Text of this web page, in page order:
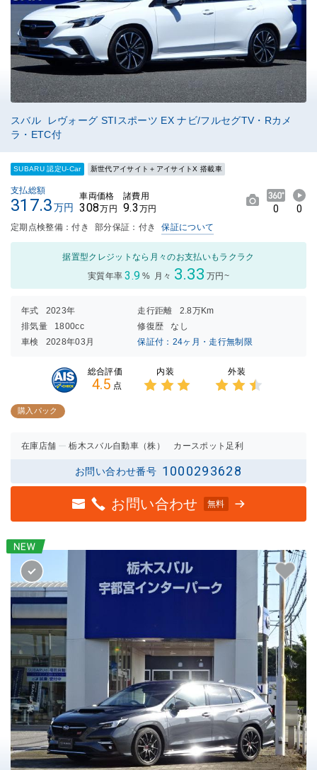
スバル レヴォーグ STIスポーツ EX ナビ/フルセグTV・Rカメ
ラ・ETC付
SUBARU 認定U-Car 新世代アイサイト＋アイサイトX 搭載車
支払総額
317.3万円
車両価格
308万円
諸費用
9.3 万円 0 0
定期点検整備：付き 部分保証：付き 保証について
据置型クレジットなら月々のお支払いもラクラク
実質年率 3.9 % 月々 3.33 万円~
年式 2023年 走行距離
2.8万Km
排気量
1800cc 修復歴
なし
車検
2028年03月 保証付：24ヶ月・走行無制限
総合評価
4.5 点
内装 外装
購入パック
在庫店舗 栃木スバル自動車（株） カースポット足利
お問い合わせ番号 1000293628
お問い合わせ 無料